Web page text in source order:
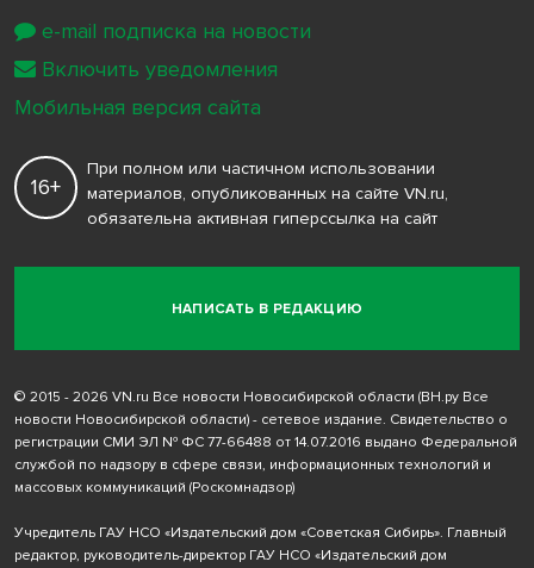
НАПИСАТЬ В РЕДАКЦИЮ
16+
При полном или частичном использовании
материалов, опубликованных на сайте VN.ru,
обязательна активная гиперссылка на сайт
© 2015 - 2026 VN.ru Все новости Новосибирской области (ВН.ру Все
новости Новосибирской области) - сетевое издание. Свидетельство о
регистрации СМИ ЭЛ № ФС 77-66488 от 14.07.2016 выдано Федеральной
службой по надзору в сфере связи, информационных технологий и
массовых коммуникаций (Роскомнадзор)
Учредитель ГАУ НСО «Издательский дом «Советская Сибирь». Главный
редактор, руководитель-директор ГАУ НСО «Издательский дом
e-mail подписка на новости
Включить уведомления
Мобильная версия сайта